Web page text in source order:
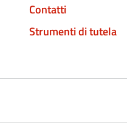
Contatti
Strumenti di tutela